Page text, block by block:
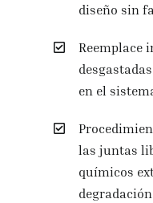
diseño sin
Reemplace
en el
las juntas
químicos